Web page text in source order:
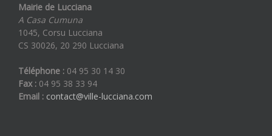
Mairie de Lucciana
A Casa Cumuna
1045, Corsu Lucciana
CS 30026, 20 290 Lucciana
Téléphone : 04 95 30 14 30
Fax : 04 95 38 33 94
Email : contact@ville-lucciana.com